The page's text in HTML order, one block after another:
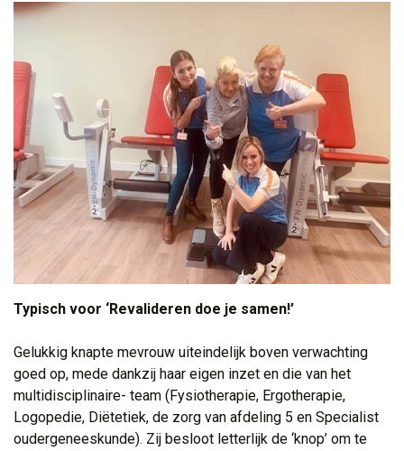
Typisch voor ‘Revalideren doe je samen!’
Gelukkig knapte mevrouw uiteindelijk boven verwachting
goed op, mede dankzij haar eigen inzet en die van het
multidisciplinaire- team (Fysiotherapie, Ergotherapie,
Logopedie, Diëtetiek, de zorg van afdeling 5 en Specialist
oudergeneeskunde). Zij besloot letterlijk de ‘knop’ om te